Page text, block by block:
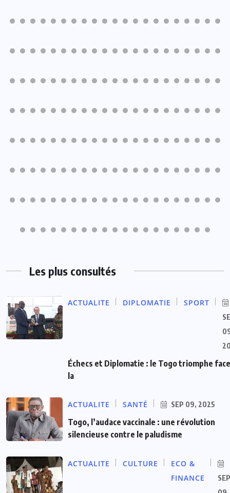
Les plus consultés
ACTUALITE DIPLOMATIE SPORT
Échecs et Diplomatie : le Togo triomphe
la
ACTUALITE SANTÉ SEP 09, 2025
Togo, l’audace vaccinale : une révolution
silencieuse contre le paludisme
ACTUALITE CULTURE
ECO &
FINANCE
SEP